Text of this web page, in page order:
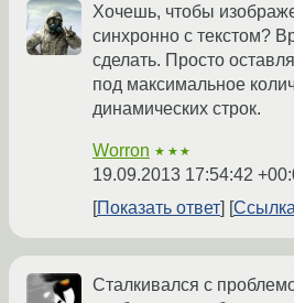
Хочешь, чтобы
синхронно с текстом?
сделать. Просто
под максимальное
динамических строк.
Worron ★★★
19.09.2013 17:54:42
Показать ответ
Ссылка
Сталкивался с